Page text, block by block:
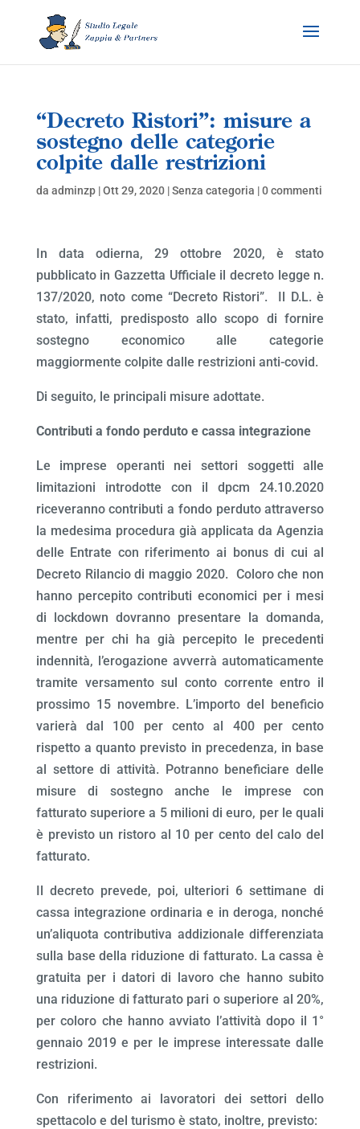
“Decreto Ristori”: misure a
sostegno delle categorie
colpite dalle restrizioni
da adminzp|Ott 29, 2020|Senza categoria |0 commenti
In data odierna, 29 ottobre 2020, è stato
pubblicato in Gazzetta Ufficiale il decreto legge n.
137/2020, noto come “Decreto Ristori”. Il D.L. è
stato, infatti, predisposto allo scopo di fornire
sostegno economico alle categorie
maggiormente colpite dalle restrizioni anti-covid.
Di seguito, le principali misure adottate.
Contributi a fondo perduto e cassa integrazione
Le imprese operanti nei settori soggetti alle
limitazioni introdotte con il dpcm 24.10.2020
riceveranno contributi a fondo perduto attraverso
la medesima procedura già applicata da Agenzia
delle Entrate con riferimento ai bonus di cui al
Decreto Rilancio di maggio 2020. Coloro che non
hanno percepito contributi economici per i mesi
di lockdown dovranno presentare la domanda,
mentre per chi ha già percepito le precedenti
indennità, l’erogazione avverrà automaticamente
tramite versamento sul conto corrente entro il
prossimo 15 novembre. L’importo del beneficio
varierà dal 100 per cento al 400 per cento
rispetto a quanto previsto in precedenza, in base
al settore di attività. Potranno beneficiare delle
misure di sostegno anche le imprese con
fatturato superiore a 5 milioni di euro, per le quali
è previsto un ristoro al 10 per cento del calo del
fatturato.
Il decreto prevede, poi, ulteriori 6 settimane di
cassa integrazione ordinaria e in deroga, nonché
un’aliquota contributiva addizionale differenziata
sulla base della riduzione di fatturato. La cassa è
gratuita per i datori di lavoro che hanno subito
una riduzione di fatturato pari o superiore al 20%,
per coloro che hanno avviato l’attività dopo il 1°
gennaio 2019 e per le imprese interessate dalle
restrizioni.
Con riferimento ai lavoratori dei settori dello
spettacolo e del turismo è stato, inoltre, previsto: